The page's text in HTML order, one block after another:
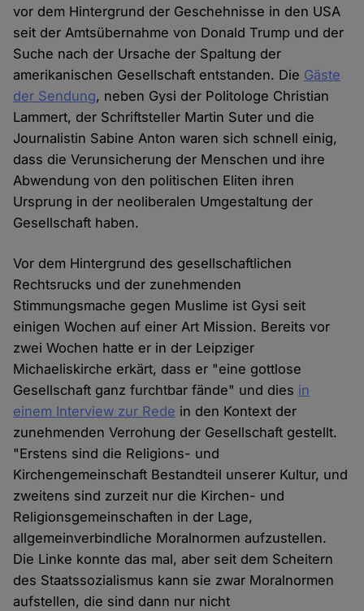
vor dem Hintergrund der Geschehnisse in den USA
seit der Amtsübernahme von Donald Trump und der
Suche nach der Ursache der Spaltung der
amerikanischen Gesellschaft entstanden. Die Gäste
der Sendung, neben Gysi der Politologe Christian
Lammert, der Schriftsteller Martin Suter und die
Journalistin Sabine Anton waren sich schnell einig,
dass die Verunsicherung der Menschen und ihre
Abwendung von den politischen Eliten ihren
Ursprung in der neoliberalen Umgestaltung der
Gesellschaft haben.
Vor dem Hintergrund des gesellschaftlichen
Rechtsrucks und der zunehmenden
Stimmungsmache gegen Muslime ist Gysi seit
einigen Wochen auf einer Art Mission. Bereits vor
zwei Wochen hatte er in der Leipziger
Michaeliskirche erkärt, dass er "eine gottlose
Gesellschaft ganz furchtbar fände" und dies in
einem Interview zur Rede in den Kontext der
zunehmenden Verrohung der Gesellschaft gestellt.
"Erstens sind die Religions- und
Kirchengemeinschaft Bestandteil unserer Kultur, und
zweitens sind zurzeit nur die Kirchen- und
Religionsgemeinschaften in der Lage,
allgemeinverbindliche Moralnormen aufzustellen.
Die Linke konnte das mal, aber seit dem Scheitern
des Staatssozialismus kann sie zwar Moralnormen
aufstellen, die sind dann nur nicht